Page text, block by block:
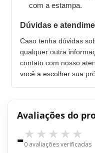
com a estampa.
Dúvidas e
Caso tenha dúvidas
qualquer outra
contato com nosso
você a escolher sua
Avaliações do
-0 avaliações verificadas